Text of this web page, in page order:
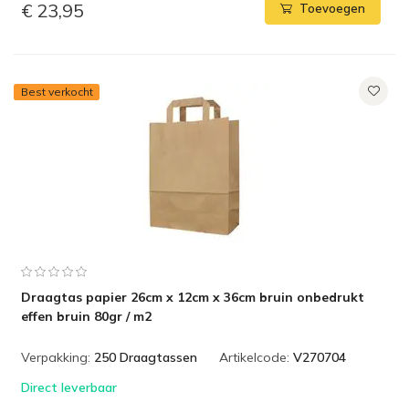
€ 23,95 Toevoegen
Best verkocht
Draagtas papier 26cm x 12cm x 36cm bruin onbedrukt
effen bruin 80gr / m2
Verpakking: 250 Draagtassen Artikelcode: V270704
Direct leverbaar